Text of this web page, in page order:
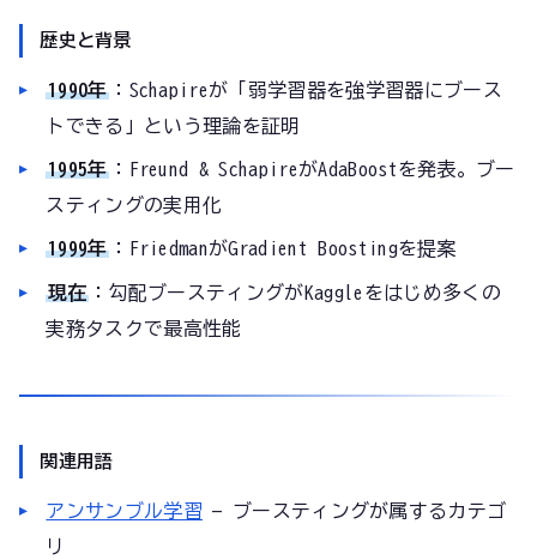
歴史と背景
1990年 ：Schapireが「弱学習器を強学習器にブース
トできる」という理論を証明
1995年 ：Freund & SchapireがAdaBoostを発表。ブー
スティングの実用化
1999年 ：FriedmanがGradient Boostingを提案
現在 ：勾配ブースティングがKaggleをはじめ多くの
実務タスクで最高性能
関連用語
アンサンブル学習 — ブースティングが属するカテゴ
リ